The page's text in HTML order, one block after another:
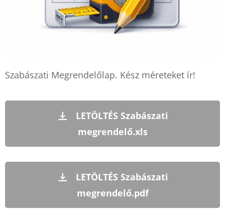
Szabászati Megrendelőlap. Kész méreteket ír!
LETÖLTÉS Szabászati
megrendelő.xls
LETÖLTÉS Szabászati
megrendelő.pdf